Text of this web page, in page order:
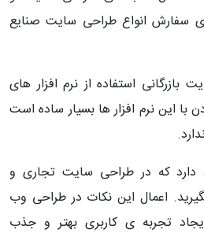
سفارش انواع طراحی سایت صنایع
استفاده از نرم افزار های
این نرم افزار ها بسیار ساده است
دارد که در طراحی سایت تجاری و
اعمال این نکات در طراحی وب
تجربه ی کاربری بهتر و جذب